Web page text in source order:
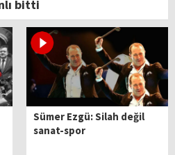
bitti
Sümer Ezgü: Silah değil
sanat-spor